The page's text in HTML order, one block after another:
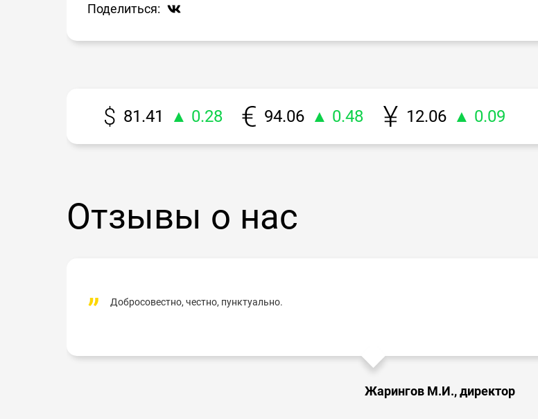
Поделиться:
81.41 ▲ 0.28 94.06 ▲ 0.48 12.06 ▲ 0.09
Отзывы о нас
Добросовестно, честно, пунктуально.
Жарингов М.И., директор